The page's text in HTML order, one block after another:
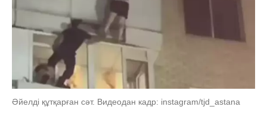
Әйелді құтқарған сәт. Видеодан кадр: instagram/tjd_astana